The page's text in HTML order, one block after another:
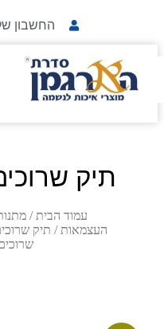
החשבון
תיק
עמוד הבית /
העצמאות / תיק